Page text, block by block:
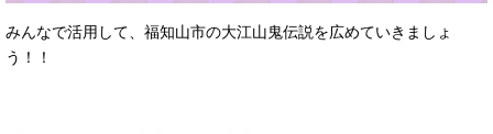
みんなで活用して、福知山市の大江山鬼伝説を広めていきましょ
う！！